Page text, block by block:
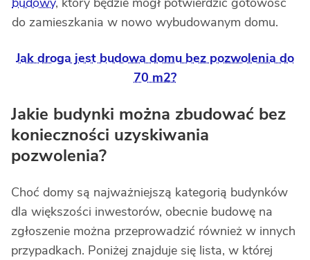
do zamieszkania w nowo wybudowanym domu.
Jak droga jest budowa domu bez pozwolenia do
70 m2?
Jakie budynki można zbudować bez
konieczności uzyskiwania
pozwolenia?
Choć domy są najważniejszą kategorią budynków
dla większości inwestorów, obecnie budowę na
zgłoszenie można przeprowadzić również w innych
przypadkach. Poniżej znajduje się lista, w której